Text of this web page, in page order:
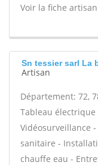
Voir la fiche
Sn tessier sarl La
Artisan
Département: 72,
Tableau
Vidéosurveillance
sanitaire -
chauffe eau -